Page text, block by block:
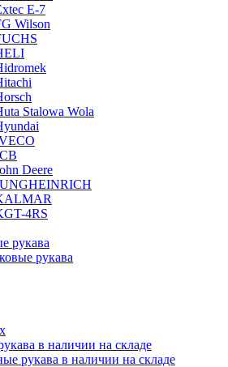
E-7
Wilson
Stalowa Wola
Deere
4RS
рукава
рукава
в наличии на складе
рукава в наличии на складе